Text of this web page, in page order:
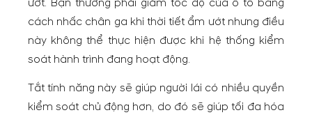
ướt. Bạn thường phải giảm tốc độ của ô tô bằng
cách nhấc chân ga khi thời tiết ẩm ướt nhưng điều
này không thể thực hiện được khi hệ thống kiểm
soát hành trình đang hoạt động.
Tắt tính năng này sẽ giúp người lái có nhiều quyền
kiểm soát chủ động hơn, do đó sẽ giúp tối đa hóa